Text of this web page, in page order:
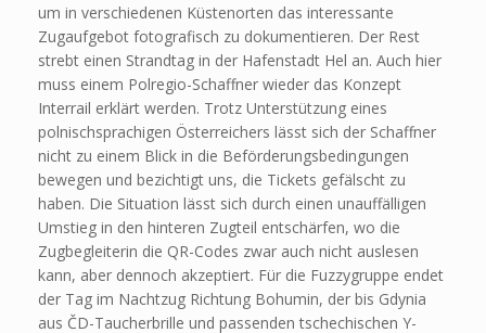
um in verschiedenen Küstenorten das interessante
Zugaufgebot fotografisch zu dokumentieren. Der Rest
strebt einen Strandtag in der Hafenstadt Hel an. Auch hier
muss einem Polregio-Schaffner wieder das Konzept
Interrail erklärt werden. Trotz Unterstützung eines
polnischsprachigen Österreichers lässt sich der Schaffner
nicht zu einem Blick in die Beförderungsbedingungen
bewegen und bezichtigt uns, die Tickets gefälscht zu
haben. Die Situation lässt sich durch einen unauffälligen
Umstieg in den hinteren Zugteil entschärfen, wo die
Zugbegleiterin die QR-Codes zwar auch nicht auslesen
kann, aber dennoch akzeptiert. Für die Fuzzygruppe endet
der Tag im Nachtzug Richtung Bohumin, der bis Gdynia
aus ČD-Taucherbrille und passenden tschechischen Y-